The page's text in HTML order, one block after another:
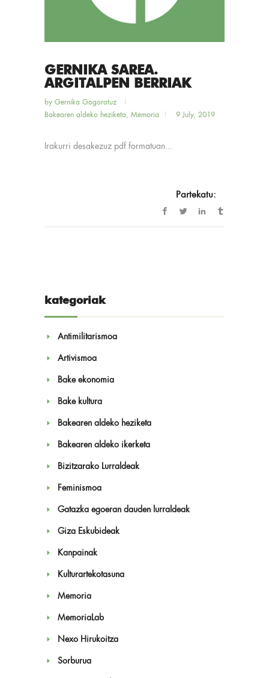
GERNIKA SAREA.
ARGITALPEN BERRIAK
by Gernika Gogoratuz
Bakearen aldeko heziketa, Memoria 9 July, 2019
Irakurri desakezuz pdf formatuan...
Partekatu:
kategoriak
Antimilitarismoa
Artivismoa
Bake ekonomia
Bake kultura
Bakearen aldeko heziketa
Bakearen aldeko ikerketa
Bizitzarako Lurraldeak
Feminismoa
Gatazka egoeran dauden lurraldeak
Giza Eskubideak
Kanpainak
Kulturartekotasuna
Memoria
MemoriaLab
Nexo Hirukoitza
Sorburua